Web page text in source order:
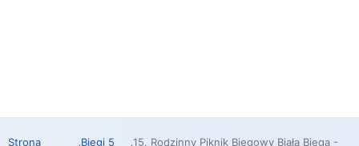
Strona
Biegi 5
15. Rodzinny Piknik Biegowy Biała Biega -